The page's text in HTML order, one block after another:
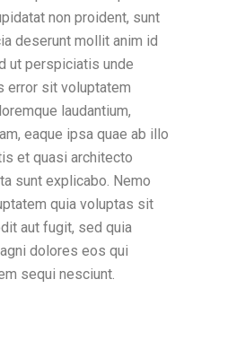
non proident, sunt
deserunt mollit anim id
ut perspiciatis unde
error sit voluptatem
laudantium,
eaque ipsa quae ab illo
et quasi architecto
sunt explicabo. Nemo
quia voluptas sit
aut fugit, sed quia
dolores eos qui
sequi nesciunt.